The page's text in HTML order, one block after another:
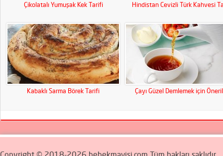
Çikolatalı Yumuşak Kek Tarifi Hindistan Cevizli Türk Kahvesi
Kabaklı Sarma Börek Tarifi Çayı Güzel Demlemek için